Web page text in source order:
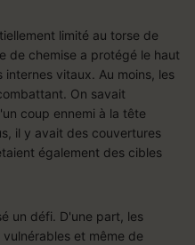
limité au torse de
de chemise a protégé le haut
vitaux. Au moins, les
On savait
coup ennemi à la tête
il y avait des couvertures
également des cibles
un défi. D'une part, les
et même de